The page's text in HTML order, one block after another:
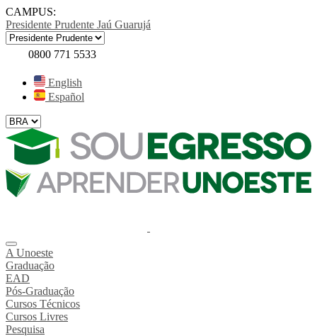
CAMPUS:
Presidente Prudente Jaú Guarujá
0800 771 5533
English
Español
A Unoeste
Graduação
EAD
Pós-Graduação
Cursos Técnicos
Cursos Livres
Pesquisa